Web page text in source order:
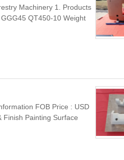
Machinery 1. Products
QT450-10 Weight
FOB Price : USD
Finish Painting Surface